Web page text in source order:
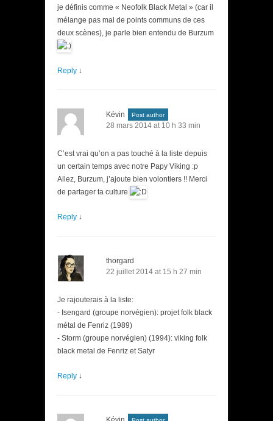
je définis comme « Neofolk Black Metal » (car il
mélange pas mal de points communs de ces
deux scènes), je parle bien entendu de Burzum
Reply ↓
Kévin Post author
28 mars 2014 at 10 h 33 min
C’est vrai qu’on a pas touché à la liste depuis
un certain temps avec notre Papy Viking :p
Allez, Burzum, j’ajoute bien volontiers !! Merci
de partager ta culture
Reply ↓
thorgard
22 juillet 2014 at 15 h 27 min
Je rajouterais à la liste:
- Isengard (groupe norvégien): projet folk black
métal de Fenriz (1989)
- Storm (groupe norvégien) (1994): viking folk
black metal de Fenriz et Satyr
Reply ↓